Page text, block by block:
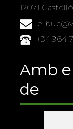
12071
e-
+34 964
Amb
de